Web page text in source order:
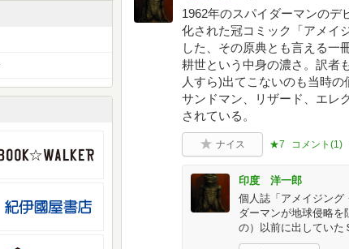
1962年のスパイダーマンのデ
化された冠コミック「アメイ
した、その原典とも言える一
耕世という中身の濃さ。訳者
人すら)出てこないのも当時
サンドマン、リザード、エレ
されている。
ナイス ★7 コメント(1)
印度 洋一郎
個人誌「アメイジング
ダーマンが地球侵略を
の）以前に出していた